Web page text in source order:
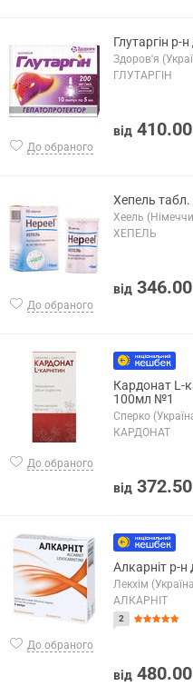
До обраного
Глутаргін
Здоров'я
ГЛУТАРГІН
від 410.00
До обраного
Хепель
Хеель
ХЕПЕЛЬ
від 346.00
До обраного
Кардонат L-
100мл №1
Сперко
КАРДОНАТ
від 372.50
До обраного
Алкарніт р-
Лекхім
АЛКАРНІТ
2
від 480.00